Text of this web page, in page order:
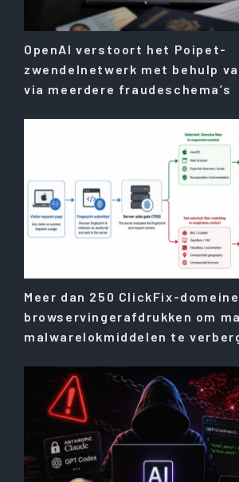
OpenAI verstoort het Poipet-
zwendelnetwerk met behulp
via meerdere fraudeschema’s
Meer dan 250 ClickFix-
browservingerafdrukken om
malwarelokmiddelen te